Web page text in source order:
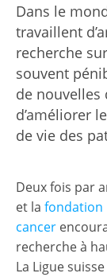
Dans le
travaillent
recherche
souvent
de nouvelles
d’améliorer
de vie des
Deux fois par
et la fondation
cancer
recherche à
La Ligue